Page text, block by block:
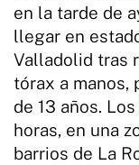
en la tarde de
llegar en
Valladolid tras
tórax a manos,
de 13 años.
horas, en una
barrios de La